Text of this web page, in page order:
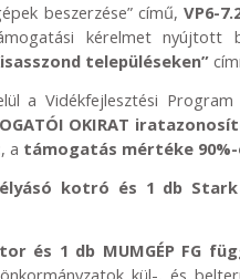
beszerzése” című,VP6-
kérelmet nyújtott
településeken”
a Vidékfejlesztési
OKIRAT
, a támogatás mértéke
kotró és 1 db
és 1 db MUMGÉP FG
kül-, és